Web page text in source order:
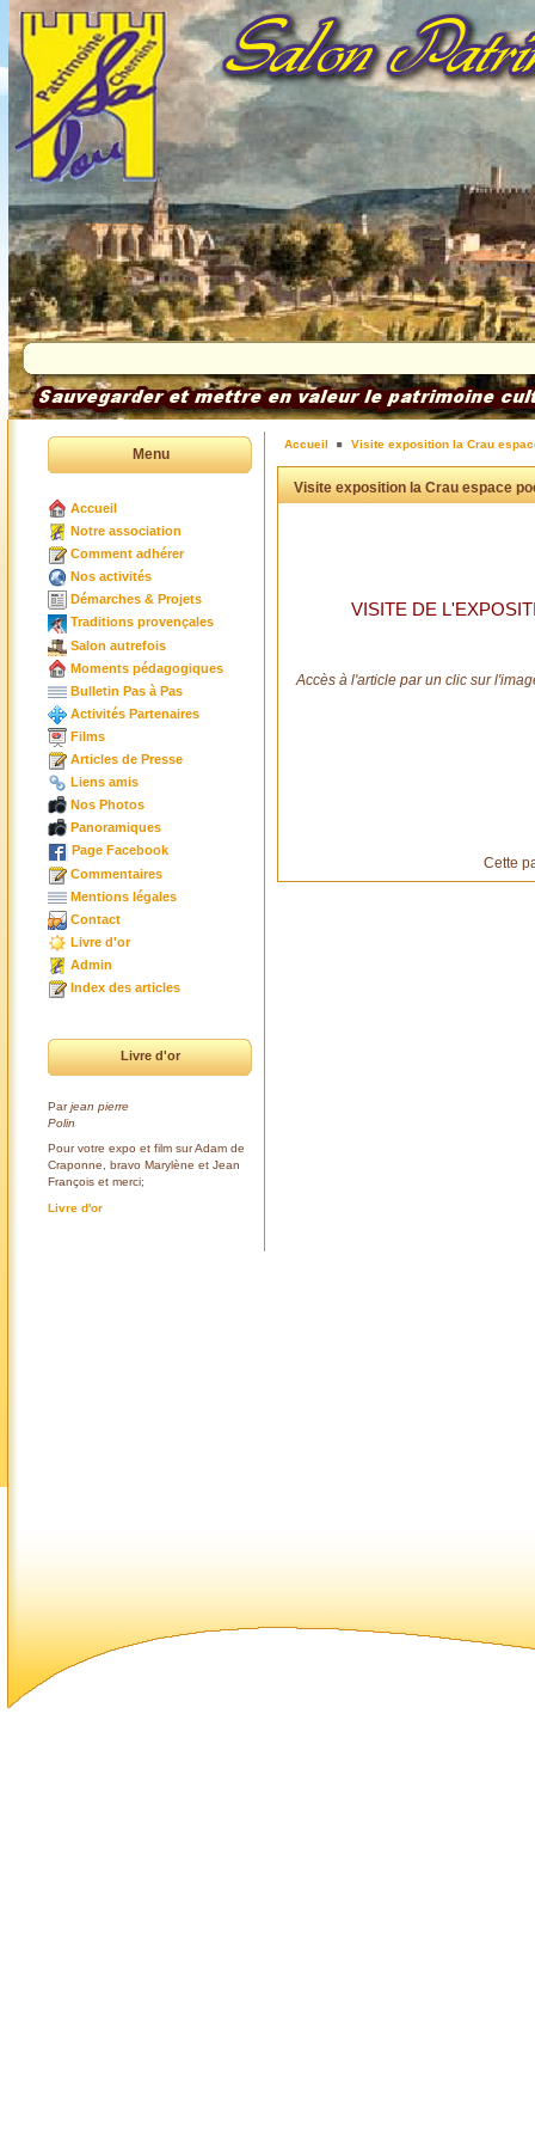
Menu
Accueil
Notre association
Comment adhérer
Nos activités
Démarches & Projets
Traditions provençales
Salon autrefois
Moments pédagogiques
Bulletin Pas à Pas
Activités Partenaires
Films
Articles de Presse
Liens amis
Nos Photos
Panoramiques
Page Facebook
Commentaires
Mentions légales
Contact
Livre d'or
Admin
Index des articles
Livre d'or
Parjean pierre
Polin
Pour votre expo et film sur Adam de
Craponne, bravo Marylène et Jean
François et merci;
Livre d'or
Accueil Visite exposition la Crau
Visite exposition la Crau espace
VISITE DE
Accès à l'article par un clic sur
Cette